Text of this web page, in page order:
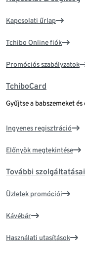
Kapcsolati űrlap
Tchibo Online fiók
Promóciós szabályzatok
TchiboCard
Gyűjtse a babszemeket
Ingyenes regisztráció
Előnyök megtekintése
További
Üzletek promóciói
Kávébár
Használati utasítások